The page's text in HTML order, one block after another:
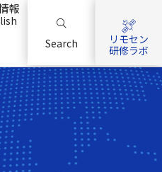
報
Search
リモセン
研修ラボ